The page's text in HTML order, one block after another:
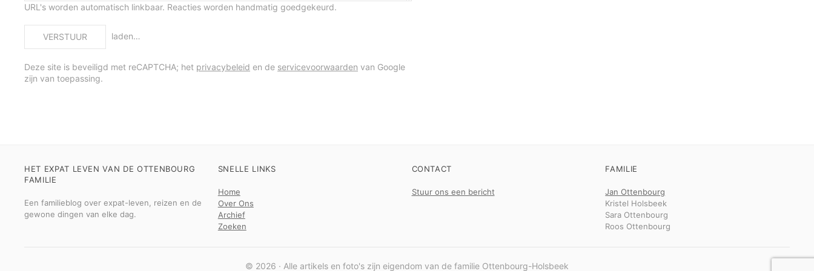
URL's worden automatisch linkbaar. Reacties worden handmatig goedgekeurd.
VERSTUUR laden…
Deze site is beveiligd met reCAPTCHA; het privacybeleid en de servicevoorwaarden van Google
zijn van toepassing.
HET EXPAT LEVEN VAN DE OTTENBOURG
FAMILIE
Een familieblog over expat-leven, reizen en de
gewone dingen van elke dag.
SNELLE LINKS
Home
Over Ons
Archief
Zoeken
CONTACT
Stuur ons een bericht
FAMILIE
Jan Ottenbourg
Kristel Holsbeek
Sara Ottenbourg
Roos Ottenbourg
© 2026 · Alle artikels en foto's zijn eigendom van de familie Ottenbourg-Holsbeek